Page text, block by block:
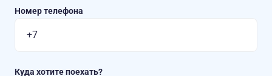
Номер телефона
Куда хотите поехать?